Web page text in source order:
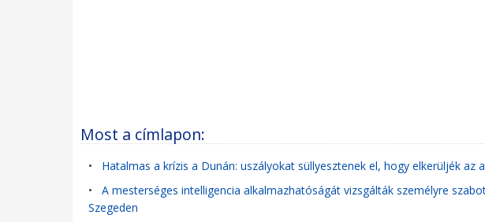
Most a címlapon:
• Hatalmas a krízis a Dunán: uszályokat süllyesztenek el, hogy elkerüljék az
• A mesterséges intelligencia alkalmazhatóságát vizsgálták személyre
Szegeden